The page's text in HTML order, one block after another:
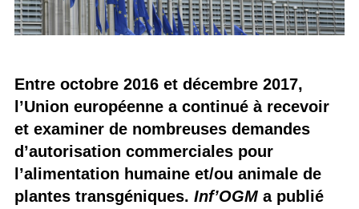
Entre octobre 2016 et décembre 2017,
l’Union européenne a continué à recevoir
et examiner de nombreuses demandes
d’autorisation commerciales pour
l’alimentation humaine et/ou animale de
plantes transgéniques. Inf’OGMa publié